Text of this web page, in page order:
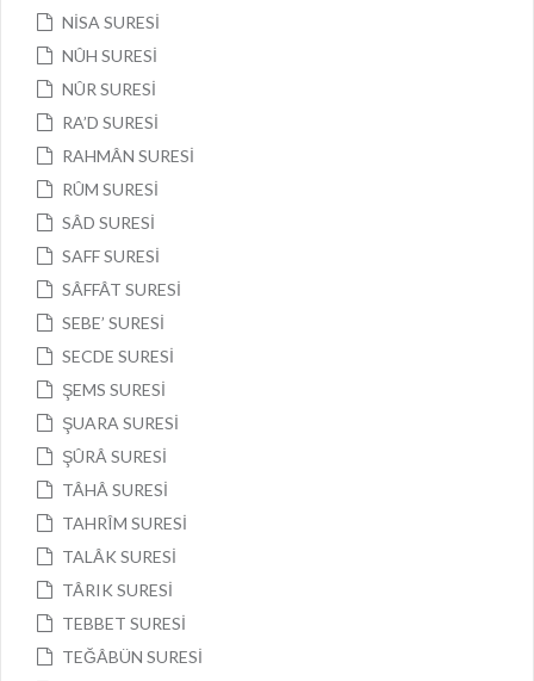
NİSA SURESİ
NÛH SURESİ
NÛR SURESİ
RA’D SURESİ
RAHMÂN SURESİ
RÛM SURESİ
SÂD SURESİ
SAFF SURESİ
SÂFFÂT SURESİ
SEBE’ SURESİ
SECDE SURESİ
ŞEMS SURESİ
ŞUARA SURESİ
ŞÛRÂ SURESİ
TÂHÂ SURESİ
TAHRÎM SURESİ
TALÂK SURESİ
TÂRIK SURESİ
TEBBET SURESİ
TEĞÂBÜN SURESİ